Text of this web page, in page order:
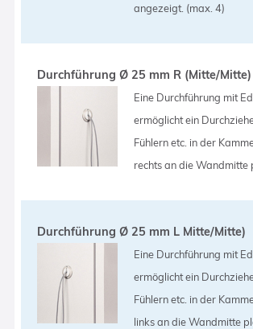
angezeigt. (max. 4)
Durchführung Ø 25 mm R (Mitte/Mitte)
Eine Durchführung mit
ermöglicht ein
Fühlern etc. in der
rechts an die Wandmitte
Durchführung Ø 25 mm L Mitte/Mitte)
Eine Durchführung mit
ermöglicht ein
Fühlern etc. in der
links an die Wandmitte